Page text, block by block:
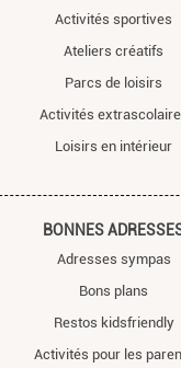
Activités sportives
Ateliers créatifs
Parcs de loisirs
Activités
Loisirs en intérieur
BONNES
Adresses sympas
Bons plans
Restos kidsfriendly
Activités pour les